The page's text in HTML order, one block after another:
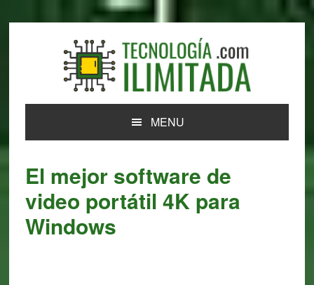
MENU
El mejor software de
video portátil 4K para
Windows